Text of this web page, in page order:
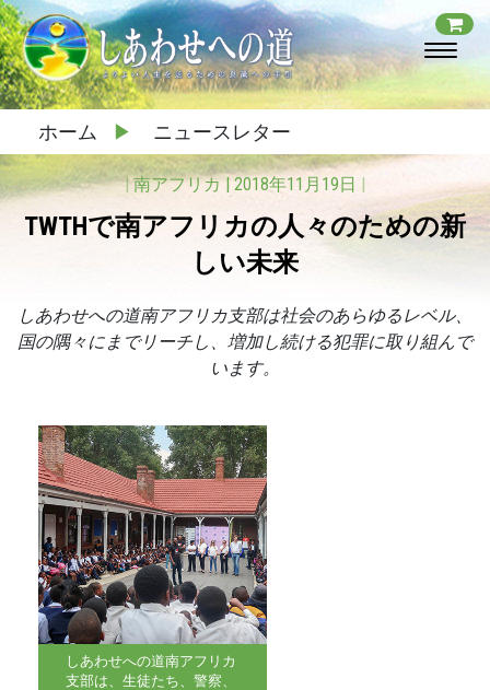
ホーム ▶ ニュースレター
|南アフリカ| 2018年11月19日 |
TWTHで南アフリカの人々のための新
しい未来
しあわせへの道南アフリカ支部は社会のあらゆるレベル、
国の隅々にまでリーチし、増加し続ける犯罪に取り組んで
います。
しあわせへの道南アフリカ
支部は、生徒たち、警察、